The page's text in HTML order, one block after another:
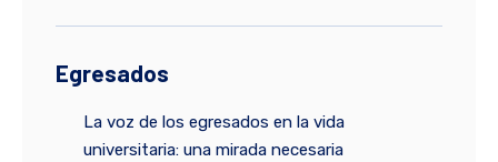
Egresados
La voz de los egresados en la vida
universitaria: una mirada necesaria